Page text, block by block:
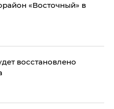
«Восточный» в
восстановлено